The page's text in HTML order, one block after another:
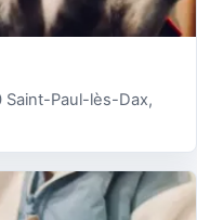
Saint-Paul-lès-Dax,